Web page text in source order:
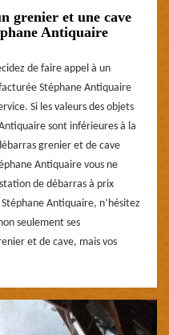
grenier et une cave
Antiquaire
de faire appel à un
Stéphane Antiquaire
Si les valeurs des objets
sont inférieures à la
grenier et de cave
Antiquaire vous ne
de débarras à prix
Antiquaire, n’hésitez
seulement ses
et de cave, mais vos